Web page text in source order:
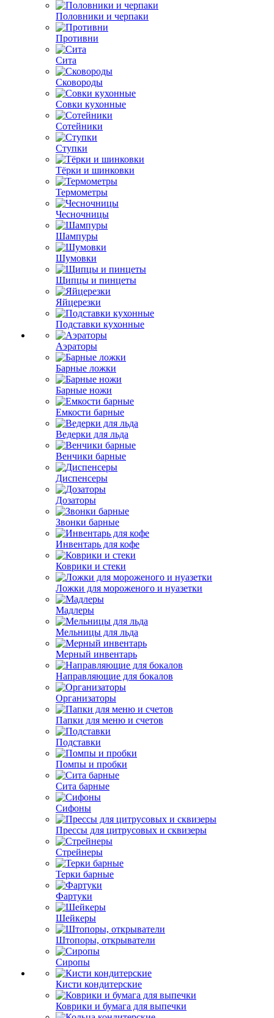
Половники и черпаки
Противни
Сита
Сковороды
Совки кухонные
Сотейники
Ступки
Тёрки и шинковки
Термометры
Чесночницы
Шампуры
Шумовки
Щипцы и пинцеты
Яйцерезки
Подставки кухонные
Аэраторы
Барные ложки
Барные ножи
Емкости барные
Ведерки для льда
Венчики барные
Диспенсеры
Дозаторы
Звонки барные
Инвентарь для кофе
Коврики и стеки
Ложки для мороженого и нуазетки
Мадлеры
Мельницы для льда
Мерный инвентарь
Направляющие для бокалов
Организаторы
Папки для меню и счетов
Подставки
Помпы и пробки
Сита барные
Сифоны
Прессы для цитрусовых и сквизеры
Стрейнеры
Терки барные
Фартуки
Шейкеры
Штопоры, открыватели
Сиропы
Кисти кондитерские
Коврики и бумага для выпечки